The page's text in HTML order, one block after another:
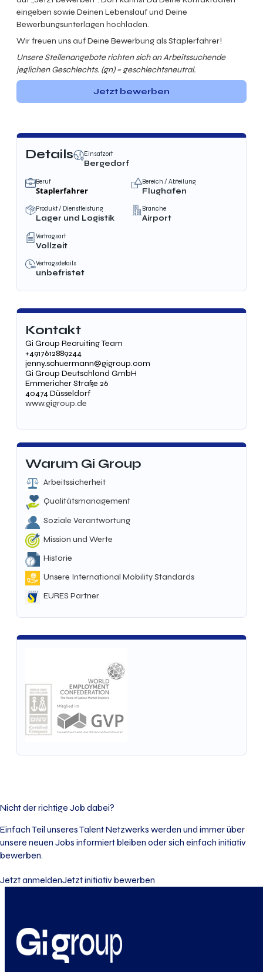
eingeben sowie Deinen Lebenslauf und Deine
Bewerbungsunterlagen hochladen.
Wir freuen uns auf Deine Bewerbung als Staplerfahrer!
Unsere Stellenangebote richten sich an Arbeitssuchende
jeglichen Geschlechts. (gn) = geschlechtsneutral.
Jetzt bewerben
Details Einsatzort
Bergedorf
Beruf
Staplerfahrer
Bereich / Abteilung
Flughafen
Produkt / Dienstleistung
Lager und Logistik
Branche
Airport
Vertragsart
Vollzeit
Vertragsdetails
unbefristet
Kontakt
Gi Group Recruiting Team
+4917612889244
jenny.schuermann@gigroup.com
Gi Group Deutschland GmbH
Emmericher Straße 26
40474 Düsseldorf
www.gigroup.de
Warum Gi Group
Arbeitssicherheit
Qualitätsmanagement
Soziale Verantwortung
Mission und Werte
Historie
Unsere International Mobility Standards
EURES Partner
Nicht der richtige Job dabei?
Einfach Teil unseres Talent Netzwerks werden und immer über
unsere neuen Jobs informiert bleiben oder sich einfach initiativ
bewerben.
Jetzt anmeldenJetzt initiativ bewerben